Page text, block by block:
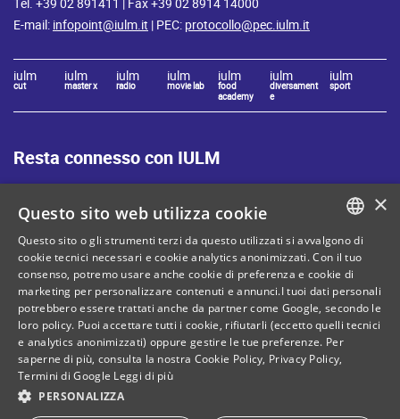
E-mail: infopoint@iulm.it | PEC: protocollo@pec.iulm.it
iulm
cut
iulm
master x
iulm
radio
iulm
movie lab
iulm
food
academy
iulm
diversament
e
iulm
sport
Resta connesso con IULM
Mappa del sito
Privacy policy
Cookie Policy
Note legali
Contatti
C. Fiscale: 80071270153
ITALIAN
ENGLISH
×
Questo sito web utilizza cookie
Questo sito o gli strumenti terzi da questo utilizzati si avvalgono di
cookie tecnici necessari e cookie analytics anonimizzati. Con il tuo
consenso, potremo usare anche cookie di preferenza e cookie di
marketing per personalizzare contenuti e annunci.I tuoi dati personali
potrebbero essere trattati anche da partner come Google, secondo le
loro policy. Puoi accettare tutti i cookie, rifiutarli (eccetto quelli tecnici
e analytics anonimizzati) oppure gestire le tue preferenze. Per
saperne di più, consulta la nostra Cookie Policy, Privacy Policy,
Termini di Google Leggi di più
PERSONALIZZA